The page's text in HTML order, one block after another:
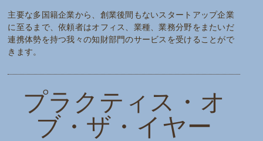
主要な多国籍企業から、創業後間もないスタートアップ企業
に至るまで、依頼者はオフィス、業種、業務分野をまたいだ
連携体勢を持つ我々の知財部門のサービスを受けることがで
きます。
プラクティス・オ
ブ・ザ・イヤー